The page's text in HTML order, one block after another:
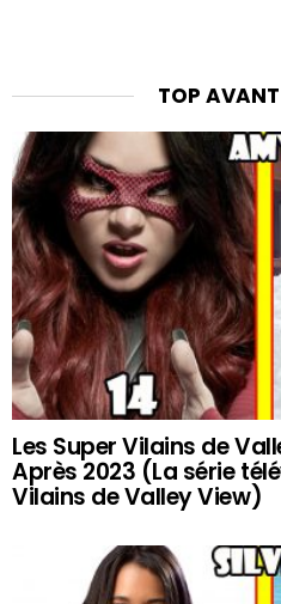
TOP AVANT
Les Super Vilains de
Après 2023 (La série
Vilains de Valley View)